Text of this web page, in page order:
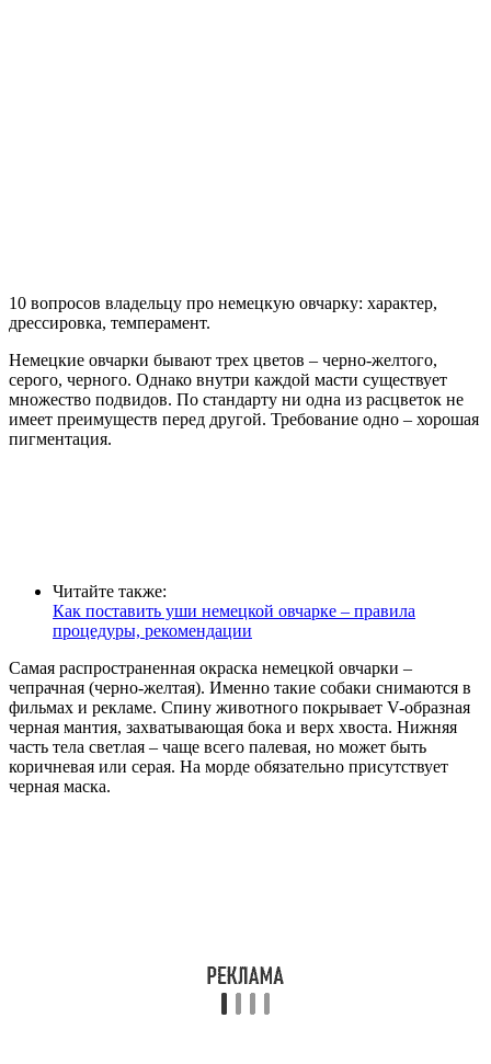
10 вопросов владельцу про немецкую овчарку: характер,
дрессировка, темперамент.
Немецкие овчарки бывают трех цветов – черно-желтого,
серого, черного. Однако внутри каждой масти существует
множество подвидов. По стандарту ни одна из расцветок не
имеет преимуществ перед другой. Требование одно – хорошая
пигментация.
Читайте также:
Как поставить уши немецкой овчарке – правила
процедуры, рекомендации
Самая распространенная окраска немецкой овчарки –
чепрачная (черно-желтая). Именно такие собаки снимаются в
фильмах и рекламе. Спину животного покрывает V-образная
черная мантия, захватывающая бока и верх хвоста. Нижняя
часть тела светлая – чаще всего палевая, но может быть
коричневая или серая. На морде обязательно присутствует
черная маска.